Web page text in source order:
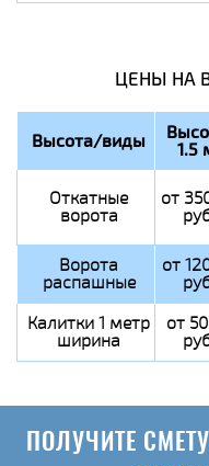
ЦЕНЫ НА
Высота/виды 1.5
Откатные
ворота
от
Ворота
распашные
от
Калитки 1 метр
ширина
от
ПОЛУЧИТЕ